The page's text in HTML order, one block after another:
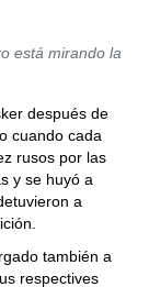
está mirando la
después de
cuando cada
rusos por las
y se huyó a
a
también a
respectives